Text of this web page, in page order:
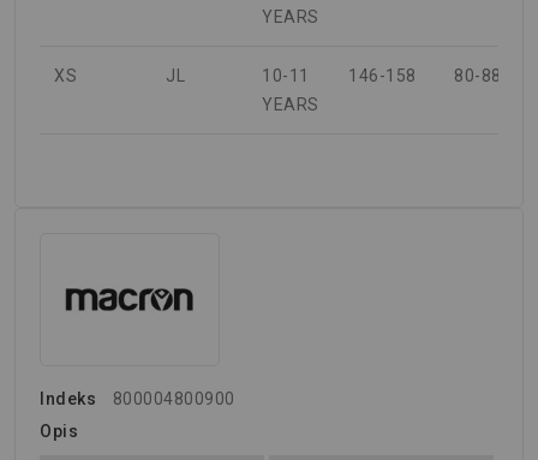
YEARS
XS JL
10-11
YEARS
146-158 80-88
Indeks
800004800900
Opis